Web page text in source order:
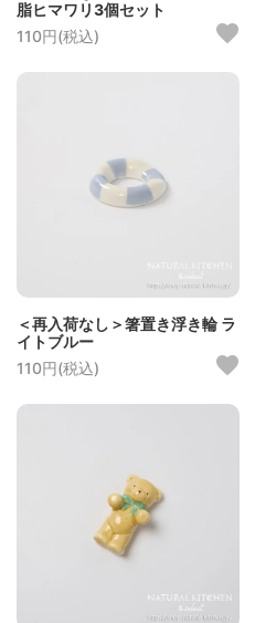
脂ヒマワリ3個セット
110円(税込)
＜再入荷なし＞箸置き浮き輪 ラ
イトブルー
110円(税込)